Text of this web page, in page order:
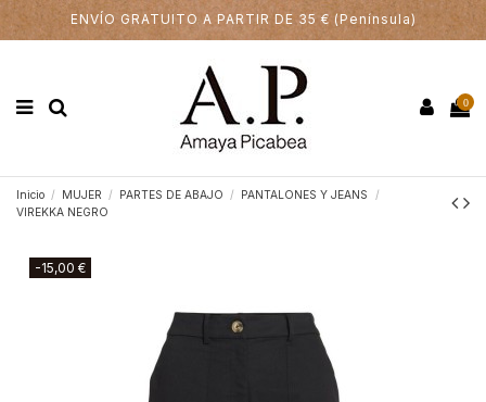
ENVÍO GRATUITO A PARTIR DE 35 € (Península)
0
Inicio MUJER PARTES DE ABAJO
PANTALONES Y JEANS
VIREKKA NEGRO
-15,00 €